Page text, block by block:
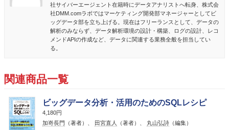
社サイバーエージェント在籍時にデータアナリストへ転身、株式会
社DMM.comラボではマーケティング開発部マネージャーとしてビ
ッグデータ部を立ち上げる。現在はフリーランスとして、データの
解析のみならず、データ解析環境の設計・構築、ログの設計、レコ
メンドAPIの作成など、データに関連する業務全般を担当してい
る。
関連商品一覧
ビッグデータ分析・活用のためのSQLレシピ
4,180円
加嵜長門
（著者）、 田宮直人 （著者）、 丸山弘詩 （編集）